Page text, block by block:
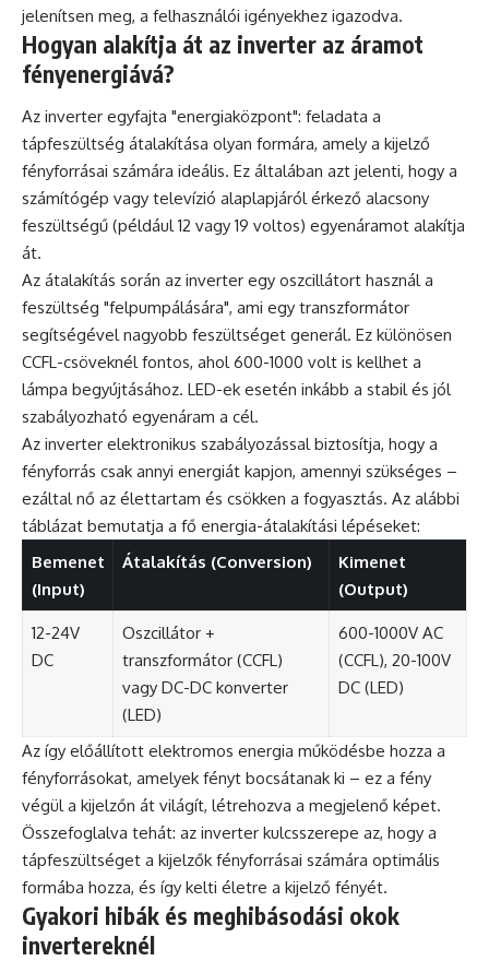
jelenítsen meg, a felhasználói igényekhez igazodva.
Hogyan alakítja át az inverter az áramot
fényenergiává?
Az inverter egyfajta "energiaközpont": feladata a
tápfeszültség átalakítása olyan formára, amely a kijelző
fényforrásai számára ideális. Ez általában azt jelenti, hogy a
számítógép vagy televízió alaplapjáról érkező alacsony
feszültségű (például 12 vagy 19 voltos) egyenáramot alakítja
át.
Az átalakítás során az inverter egy oszcillátort használ a
feszültség "felpumpálására", ami egy transzformátor
segítségével nagyobb feszültséget generál. Ez különösen
CCFL-csöveknél fontos, ahol 600-1000 volt is kellhet a
lámpa begyújtásához. LED-ek esetén inkább a stabil és jól
szabályozható egyenáram a cél.
Az inverter elektronikus szabályozással biztosítja, hogy a
fényforrás csak annyi energiát kapjon, amennyi szükséges –
ezáltal nő az élettartam és csökken a fogyasztás. Az alábbi
táblázat bemutatja a fő energia-átalakítási lépéseket:
Bemenet
(Input)
Átalakítás (Conversion)
Kimenet
(Output)
12-24V
DC
Oszcillátor +
transzformátor (CCFL)
vagy DC-DC konverter
(LED)
600-1000V AC
(CCFL), 20-100V
DC (LED)
Az így előállított elektromos energia működésbe hozza a
fényforrásokat, amelyek fényt bocsátanak ki – ez a fény
végül a kijelzőn át világít, létrehozva a megjelenő képet.
Összefoglalva tehát: az inverter kulcsszerepe az, hogy a
tápfeszültséget a kijelzők fényforrásai számára optimális
formába hozza, és így kelti életre a kijelző fényét.
Gyakori hibák és meghibásodási okok
invertereknél